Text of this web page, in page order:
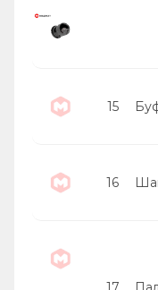
15
16